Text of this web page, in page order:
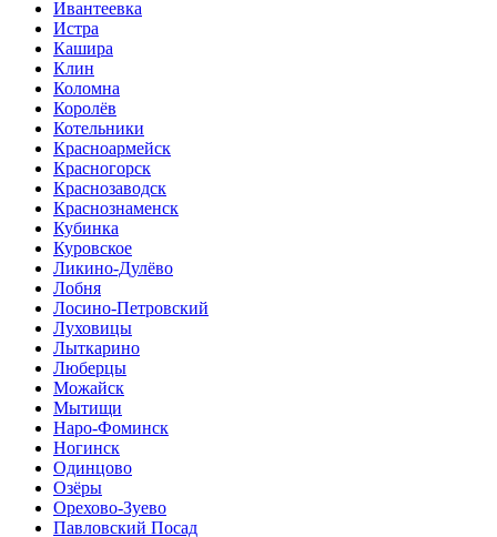
Ивантеевка
Истра
Кашира
Клин
Коломна
Королёв
Котельники
Красноармейск
Красногорск
Краснозаводск
Краснознаменск
Кубинка
Куровское
Ликино-Дулёво
Лобня
Лосино-Петровский
Луховицы
Лыткарино
Люберцы
Можайск
Мытищи
Наро-Фоминск
Ногинск
Одинцово
Озёры
Орехово-Зуево
Павловский Посад